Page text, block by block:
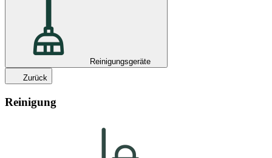
Reinigungsgeräte
Zurück
Reinigung